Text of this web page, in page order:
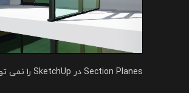
Section Planes در SketchUp را نمی توان به Lumion صادر کرد، بنابراین باید از یک افزونه استفاده کنید: